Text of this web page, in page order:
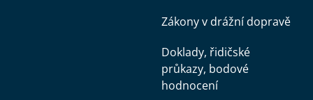
Zákony v drážní dopravě
Doklady, řidičské
průkazy, bodové
hodnocení